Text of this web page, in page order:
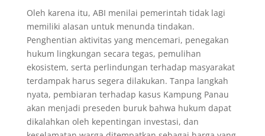
Oleh karena itu, ABI menilai pemerintah tidak lagi
memiliki alasan untuk menunda tindakan.
Penghentian aktivitas yang mencemari, penegakan
hukum lingkungan secara tegas, pemulihan
ekosistem, serta perlindungan terhadap masyarakat
terdampak harus segera dilakukan. Tanpa langkah
nyata, pembiaran terhadap kasus Kampung Panau
akan menjadi preseden buruk bahwa hukum dapat
dikalahkan oleh kepentingan investasi, dan